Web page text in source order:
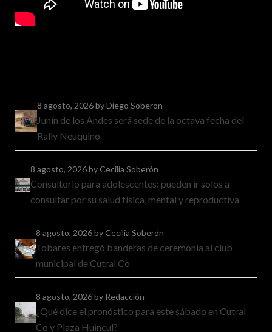
8 agosto, 2026by Diego Soberon
Junín de los Andes será sede de la octava fecha del
Rally Neuquino
8 agosto, 2026by Cecilia Soberón
Consultorio para adolescentes: pueden ir solos a
consultar por su salud física, mental y reproductiva
8 agosto, 2026by Cecilia Soberón
Tobares entregó banderas de ceremonia al club
municipal de Cutral Co
8 agosto, 2026by Redacción
¿Qué dice el pronóstico para este sábado en Cutral
Co y Plaza Huincul?